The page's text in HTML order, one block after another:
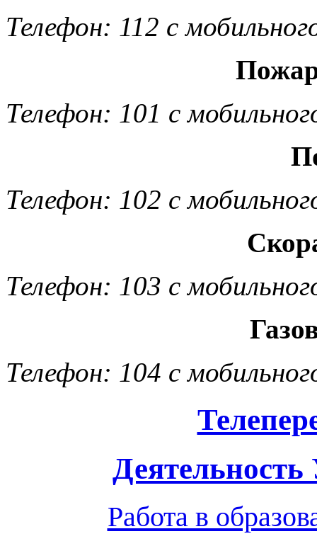
Телефон: 112 с
Телефон: 101 с
Телефон: 102 с
Телефон: 103 с
Телефон: 104 с
Работа в